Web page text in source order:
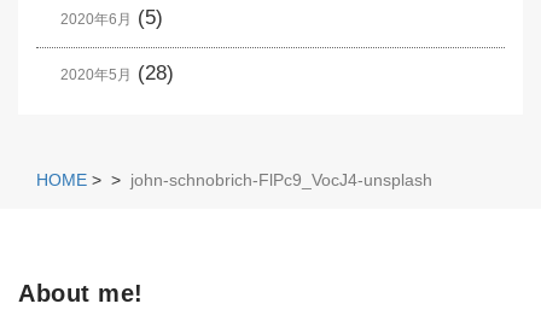
2020年6月 (5)
2020年5月 (28)
HOME > > john-schnobrich-FlPc9_VocJ4-unsplash
About me!